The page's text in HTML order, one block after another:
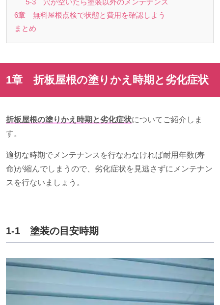
5-3 穴が空いたら塗装以外のメンテナンス
6章 無料屋根点検で状態と費用を確認しよう
まとめ
1章 折板屋根の塗りかえ時期と劣化症状
折板屋根の塗りかえ時期と劣化症状についてご紹介しま
す。
適切な時期でメンテナンスを行なわなければ耐用年数(寿
命)が縮んでしまうので、劣化症状を見逃さずにメンテナン
スを行ないましょう。
1-1 塗装の目安時期